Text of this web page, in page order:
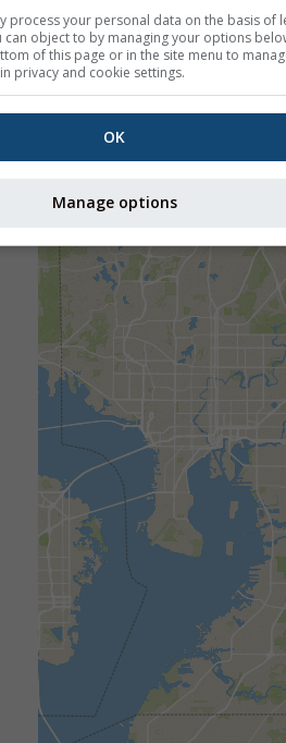
process your personal data on the basis of
can object to by managing your options
of this page or in the site menu to
privacy and cookie settings.
OK
Manage options